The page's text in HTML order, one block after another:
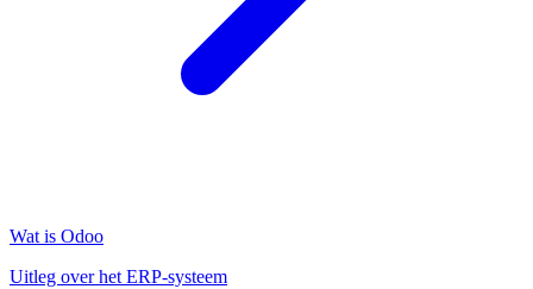
Wat is Odoo
Uitleg over het ERP-systeem